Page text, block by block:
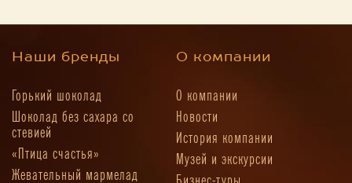
Наши бренды
Горький шоколад
Шоколад без сахара со
стевией
«Птица счастья»
Жевательный мармелад
О компании
О компании
Новости
История компании
Музей и экскурсии